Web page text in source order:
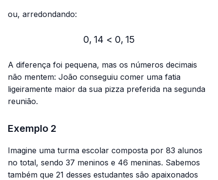
ou, arredondando:
0,14 < 0,15
0, 14 < 0, 15
A diferença foi pequena, mas os números decimais
não mentem: João conseguiu comer uma fatia
ligeiramente maior da sua pizza preferida na segunda
reunião.
Exemplo 2
Imagine uma turma escolar composta por 83 alunos
no total, sendo 37 meninos e 46 meninas. Sabemos
também que 21 desses estudantes são apaixonados